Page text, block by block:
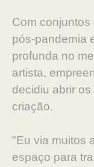
Com
pós-pandemia
profunda no
artista,
decidiu abrir
criação.
"Eu via muitos
espaço para